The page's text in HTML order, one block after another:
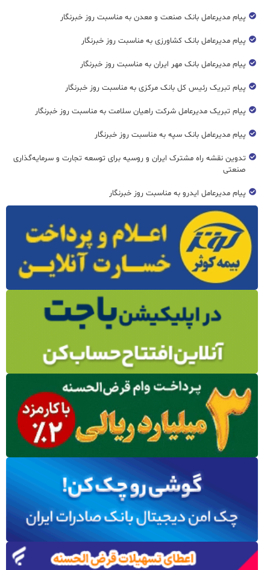
پیام مدیرعامل بانک صنعت و معدن به مناسبت روز خبرنگار
پیام مدیرعامل بانک کشاورزی به مناسبت روز خبرنگار
پیام مدیرعامل بانک مهر ایران به مناسبت روز خبرنگار
پیام تبریک رئیس کل بانک مرکزی به مناسبت روز خبرنگار
پیام تبریک مدیرعامل شرکت راهیان سلامت به مناسبت روز خبرنگار
پیام مدیرعامل بانک سپه به مناسبت روز خبرنگار
تدوین نقشه راه مشترک ایران و روسیه برای توسعه تجارت و سرمایه‌گذاری
صنعتی
پیام مدیرعامل ایدرو به مناسبت روز خبرنگار